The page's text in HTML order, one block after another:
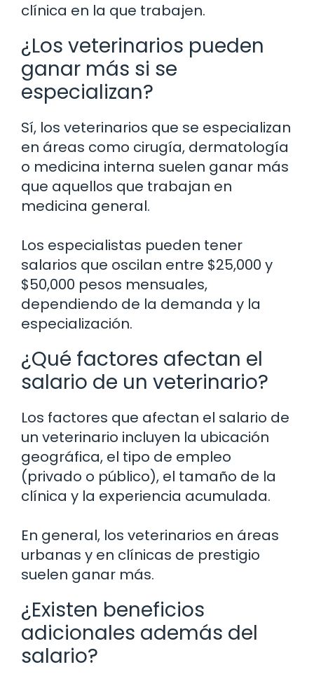
clínica en la que trabajen.
¿Los veterinarios pueden
ganar más si se
especializan?
Sí, los veterinarios que se especializan
en áreas como cirugía, dermatología
o medicina interna suelen ganar más
que aquellos que trabajan en
medicina general.
Los especialistas pueden tener
salarios que oscilan entre $25,000 y
$50,000 pesos mensuales,
dependiendo de la demanda y la
especialización.
¿Qué factores afectan el
salario de un veterinario?
Los factores que afectan el salario de
un veterinario incluyen la ubicación
geográfica, el tipo de empleo
(privado o público), el tamaño de la
clínica y la experiencia acumulada.
En general, los veterinarios en áreas
urbanas y en clínicas de prestigio
suelen ganar más.
¿Existen beneficios
adicionales además del
salario?